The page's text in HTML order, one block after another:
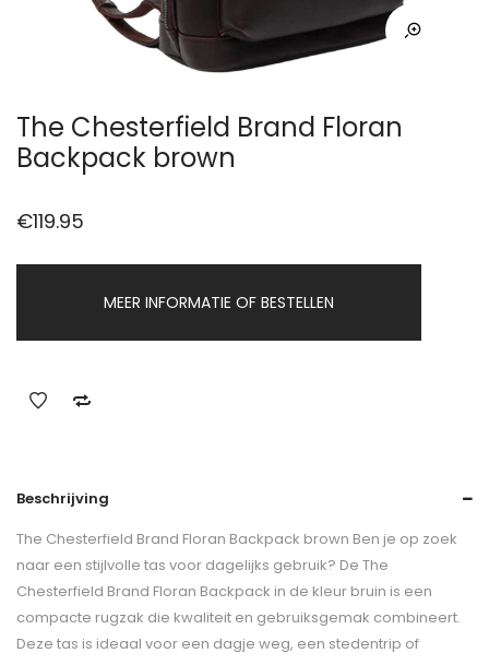
The Chesterfield Brand Floran
Backpack brown
€119.95
MEER INFORMATIE OF BESTELLEN
Beschrijving
The Chesterfield Brand Floran Backpack brown Ben je op zoek
naar een stijlvolle tas voor dagelijks gebruik? De The
Chesterfield Brand Floran Backpack in de kleur bruin is een
compacte rugzak die kwaliteit en gebruiksgemak combineert.
Deze tas is ideaal voor een dagje weg, een stedentrip of